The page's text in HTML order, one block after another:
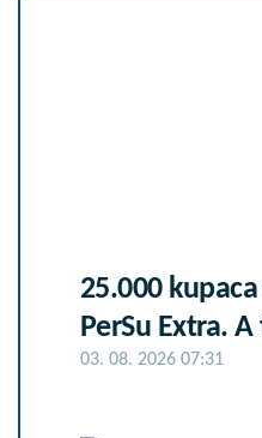
25.000
PerSu Extra.
03. 08. 2026 07:31